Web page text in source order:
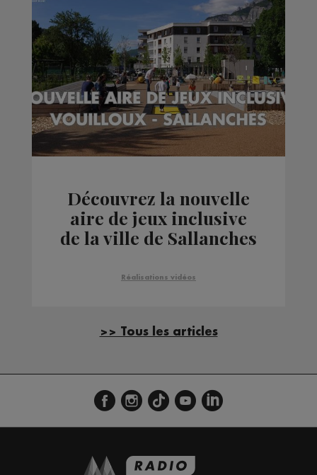
Découvrez la nouvelle
aire de jeux inclusive
de la ville de Sallanches
Réalisations vidéos
>> Tous les articles